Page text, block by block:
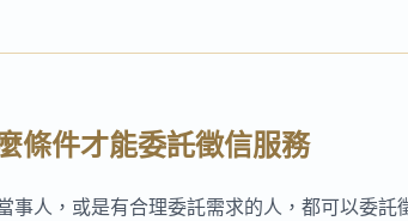
條件才能委託徵信服務
事人，或是有合理委託需求的人，都可以委